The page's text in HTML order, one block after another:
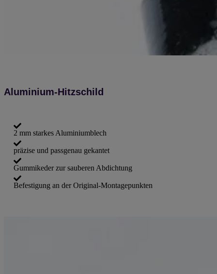
Aluminium-Hitzschild
2 mm starkes Aluminiumblech
präzise und passgenau gekantet
Gummikeder zur sauberen Abdichtung
Befestigung an der Original-Montagepunkten